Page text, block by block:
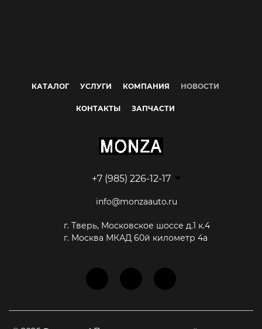
КАТАЛОГ УСЛУГИ КОМПАНИЯ НОВОСТИ
КОНТАКТЫ ЗАПЧАСТИ
+7 (985) 226-12-17
info@monzaauto.ru
г. Тверь, Московское шоссе д.1 к.4
г. Москва МКАД 60й километр 4а